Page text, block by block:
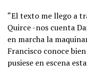
“El texto me llego a
Quirce -nos cuenta
en marcha la
Francisco conoce
pusiese en escena